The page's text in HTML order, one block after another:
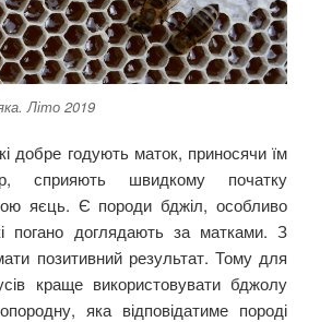
Літо 2019
добре годують маток, приносячи їм
сприяють швидкому початку
яєць. Є породи бджіл, особливо
погано доглядають за матками. З
позитивний результат. Тому для
краще використовувати бджолу
яка відповідатиме породі